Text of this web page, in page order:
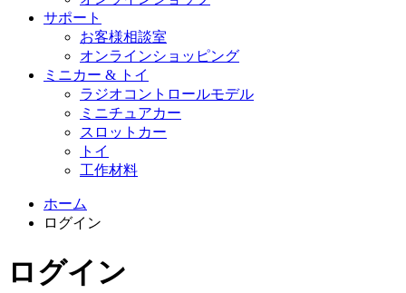
サポート
お客様相談室
オンラインショッピング
ミニカー & トイ
ラジオコントロールモデル
ミニチュアカー
スロットカー
トイ
工作材料
ホーム
ログイン
ログイン